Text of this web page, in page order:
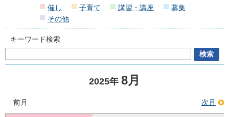
催し
子育て 講習・講座
募集
その他
キーワード検索
前月
2025年 8月
次月